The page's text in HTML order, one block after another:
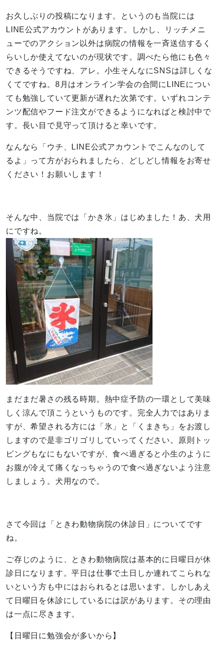
お久しぶりの投稿になります。というのも当院には
LINE公式アカウントがあります。しかし、リッチメニ
ューでのアクション以外は病院の情報を一斉送信するく
らいしか使えてないのが現状です。調べたら他にも色々
できるそうですね、アレ。小生そんなにSNSは詳しくな
くてですね。8月はオンライン学会の合間にLINEについ
ても勉強していて更新が遅れた次第です。いずれコンテ
ンツ配信やフード注文ができるようになればと検討中で
す。長い目で見守って頂けると幸いです。
なんなら「ウチ、LINE公式アカウントでこんなのして
るよ」って方がおられましたら、どしどし情報をお寄せ
ください！お願いします！
そんな中、当院では「かき氷」はじめました！あ、犬用
にですね。
まだまだ暑さの残る時期。熱中症予防の一環として美味
しく涼んで頂こうというものです。完全人力ではありま
すが、希望される方には「氷」と「くまきち」をお渡し
しますので是非ゴリゴリしていってください。原則トッ
ピングもなにもないですが、食べ過ぎると小生のように
お腹が冷えて痛くなっちゃうので食べ過ぎないよう注意
しましょう。犬用なので。
さて今回は「ときわ動物病院の休診日」についてです
ね。
ご存じのように、ときわ動物病院は基本的に日曜日が休
診日になります。平日は仕事で土日しか連れてこられな
いという方も中にはおられるとは思います。しかしあえ
て日曜日を休診にしているには訳があります。その理由
は一点に尽きます。
【日曜日に勉強会が多いから】